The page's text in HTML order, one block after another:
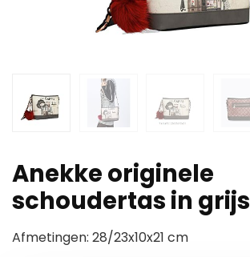
Anekke originele
schoudertas in grijs
Afmetingen: 28/23x10x21 cm